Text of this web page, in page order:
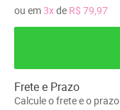
ou em3xde R$ 79,97
Frete e Prazo
Calcule o frete e o